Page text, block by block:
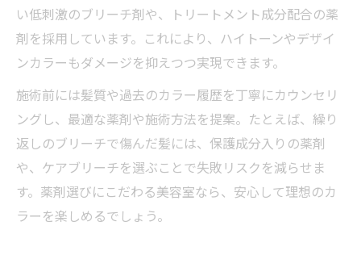
い低刺激のブリーチ剤や、トリートメント成分配合の薬
剤を採用しています。これにより、ハイトーンやデザイ
ンカラーもダメージを抑えつつ実現できます。
施術前には髪質や過去のカラー履歴を丁寧にカウンセリ
ングし、最適な薬剤や施術方法を提案。たとえば、繰り
返しのブリーチで傷んだ髪には、保護成分入りの薬剤
や、ケアブリーチを選ぶことで失敗リスクを減らせま
す。薬剤選びにこだわる美容室なら、安心して理想のカ
ラーを楽しめるでしょう。